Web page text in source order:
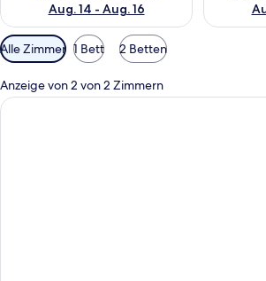
Aug. 14 - Aug. 16
Verfügbare
Filter
für
Zimmer
Alle Zimmer 1 Bett 2 Betten
Anzeige von 2 von 2 Zimmern